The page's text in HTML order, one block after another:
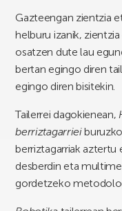
Gazteengan zientzia
helburu izanik,
osatzen dute lau
bertan egingo diren
egingo diren bisitekin.
Tailerrei dagokienean,
berriztagarriei
berriztagarriak
desberdin eta
gordetzeko